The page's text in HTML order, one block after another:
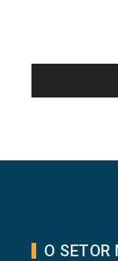
O SETOR